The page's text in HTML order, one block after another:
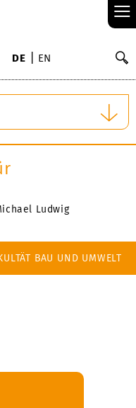
≡
DE EN
Ludwig
BAU UND UMWELT